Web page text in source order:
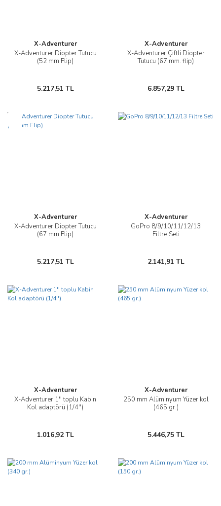
X-Adventurer
X-Adventurer Diopter Tutucu
(52 mm Flip)
5.217,51 TL
X-Adventurer
X-Adventurer Çiftli Diopter
Tutucu (67 mm. flip)
6.857,29 TL
X-Adventurer
X-Adventurer Diopter Tutucu
(67 mm Flip)
5.217,51 TL
X-Adventurer
GoPro 8/9/10/11/12/13
Filtre Seti
2.141,91 TL
X-Adventurer
X-Adventurer 1'' toplu Kabin
Kol adaptörü (1/4'')
1.016,92 TL
X-Adventurer
250 mm Alüminyum Yüzer kol
(465 gr.)
5.446,75 TL